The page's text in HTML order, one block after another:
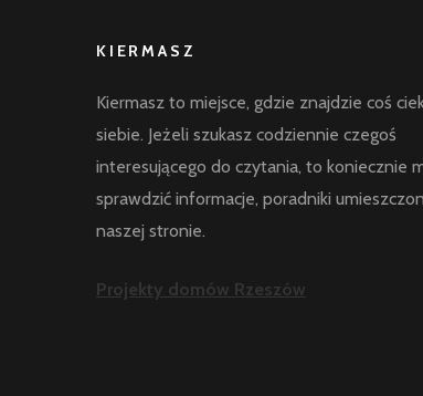
KIERMASZ
Kiermasz to miejsce, gdzie znajdzie coś
siebie. Jeżeli szukasz codziennie czegoś
interesującego do czytania, to koniecznie
sprawdzić informacje, poradniki
naszej stronie.
Projekty domów Rzeszów